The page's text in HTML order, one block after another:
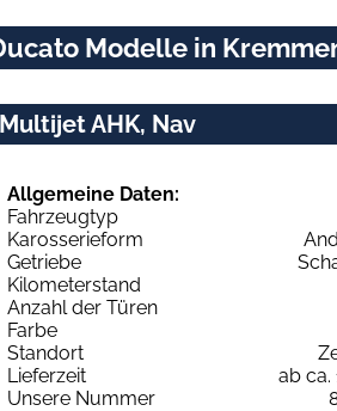
Modelle in
AHK, Nav
Allgemeine Daten:
Fahrzeugtyp
Karosserieform
Getriebe
Kilometerstand
Anzahl der Türen
Farbe
Standort
Lieferzeit
ab ca.
Unsere Nummer